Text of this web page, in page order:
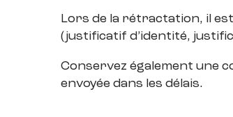
Lors de la rétractation, il
(justificatif d’identité,
Conservez également une
envoyée dans les délais.